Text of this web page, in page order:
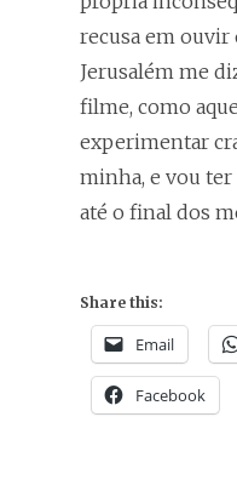
recusa em ouvir
Jerusalém me
filme, como
experimentar
minha, e vou
até o final dos
Share this:
Email
Facebook